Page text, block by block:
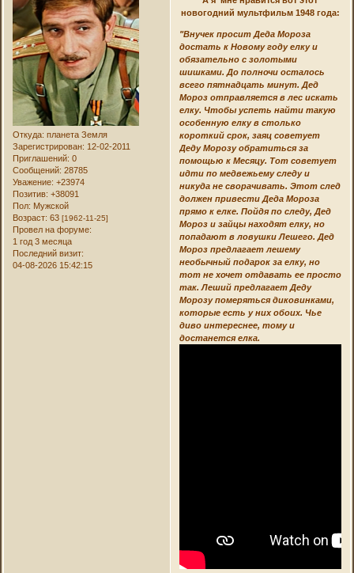
Откуда: планета Земля
Зарегистрирован: 12-02-2011
Приглашений: 0
Сообщений: 28785
Уважение: +23974
Позитив: +38091
Пол: Мужской
Возраст: 63[1962-11-25]
Провел на форуме:
1 год 3 месяца
Последний визит:
04-08-2026 15:42:15
новогодний мультфильм 1948 года:
"Внучек просит Деда Мороза
достать к Новому году елку и
обязательно с золотыми
шишками. До полночи осталось
всего пятнадцать минут. Дед
Мороз отправляется в лес искать
елку. Чтобы успеть найти такую
особенную елку в столько
короткий срок, заяц советует
Деду Морозу обратиться за
помощью к Месяцу. Тот советует
идти по медвежьему следу и
никуда не сворачивать. Этот след
должен привести Деда Мороза
прямо к елке. Пойдя по следу, Дед
Мороз и зайцы находят елку, но
попадают в ловушки Лешего. Дед
Мороз предлагает лешему
необычный подарок за елку, но
тот не хочет отдавать ее просто
так. Леший предлагает Деду
Морозу померяться диковинками,
которые есть у них обоих. Чье
диво интереснее, тому и
достанется елка.